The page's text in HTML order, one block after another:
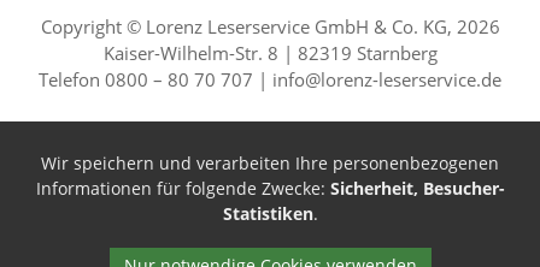
Copyright © Lorenz Leserservice GmbH & Co. KG, 2026
Kaiser-Wilhelm-Str. 8 | 82319 Starnberg
Telefon 0800 – 80 70 707 | info@lorenz-leserservice.de
Wir speichern und verarbeiten Ihre personenbezogenen
Informationen für folgende Zwecke: Sicherheit, Besucher-
Statistiken.